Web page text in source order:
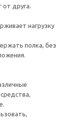
друга.
нагрузку
полка, без